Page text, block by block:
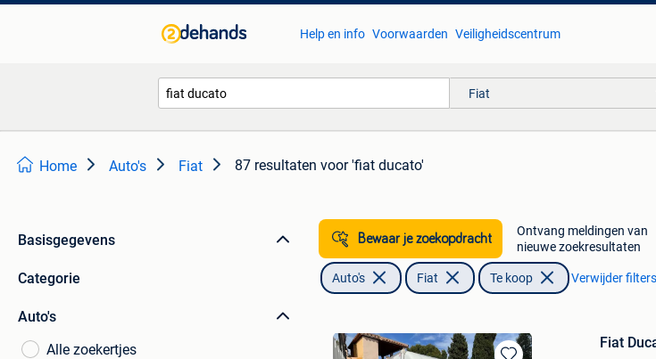
Help en info Voorwaarden Veiligheidscentrum
Fiat
Home Auto's Fiat 87 resultaten voor 'fiat ducato'
Basisgegevens
Categorie
Auto's
Alle zoekertjes
Bewaar je zoekopdracht
Ontvang meldingen van
nieuwe zoekresultaten
Auto's Fiat Te koop Verwijder filters
Fiat